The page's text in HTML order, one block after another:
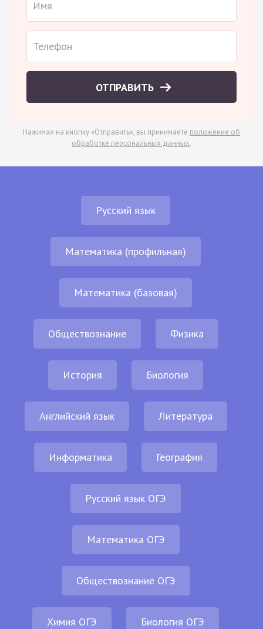
ОТПРАВИТЬ
Нажимая на кнопку «Отправить», вы принимаете положение об
обработке персональных данных.
Русский язык
Математика (профильная)
Математика (базовая)
Обществознание Физика
История Биология
Английский язык Литература
Информатика География
Русский язык ОГЭ
Математика ОГЭ
Обществознание ОГЭ
Химия ОГЭ Биология ОГЭ